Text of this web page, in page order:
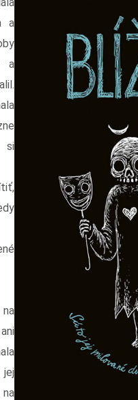
a
a
si
jej
na